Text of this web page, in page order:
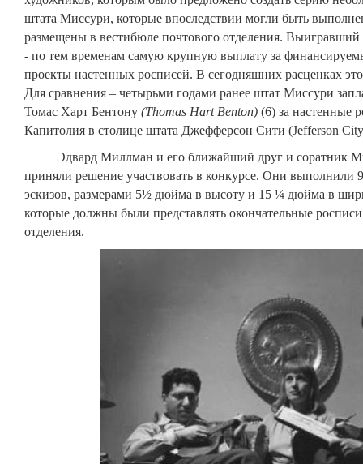
штата Миссури, которые впоследствии могли быть
размещены в вестибюле почтового отделения.
- по тем временам самую крупную выплату за
проекты настенных росписей. В сегодняшних расценках
Для сравнения – четырьми годами ранее штат Миссури
Томас Харт Бентону (Thomas Hart Benton) (6) за настенные
Капитолия в столице штата Джефферсон Сити (Jefferson City
Эдвард Миллман и его ближайший друг и соратник
приняли решение участвовать в конкурсе. Они выполнили
эскизов, размерами 5½ дюйма в высоту и 15 ¼ дюйма в
которые должны были представлять окончательные
отделения.